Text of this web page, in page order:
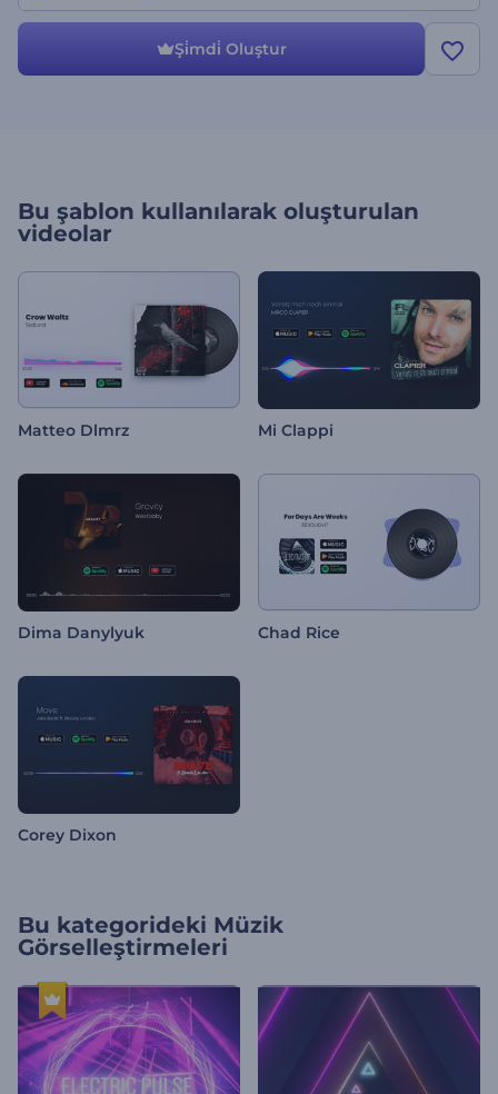
Şi̇mdi̇ Oluştur
Bu şablon kullanılarak oluşturulan
videolar
Matteo Dlmrz Mi Clappi
Dima Danylyuk Chad Rice
Corey Dixon
Bu kategorideki Müzik
Görselleştirmeleri